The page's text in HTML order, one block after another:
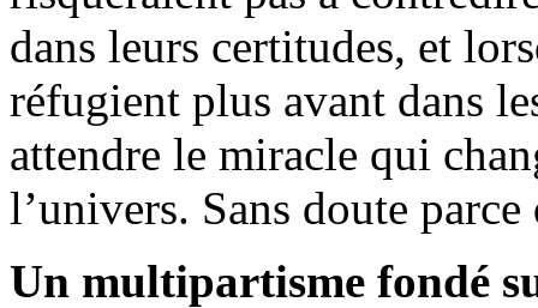
dans leurs certitudes, et
réfugient plus avant dans
attendre le miracle qui
l’univers. Sans doute
Un multipartisme fondé